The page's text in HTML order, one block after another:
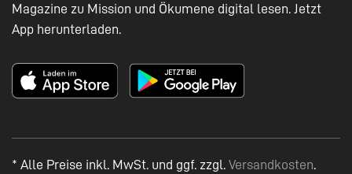
Magazine zu Mission und Ökumene digital lesen. Jetzt
App herunterladen.
* Alle Preise inkl. MwSt. und ggf. zzgl. Versandkosten